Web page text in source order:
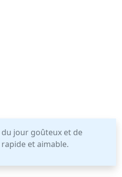
du jour goûteux et de
et aimable.